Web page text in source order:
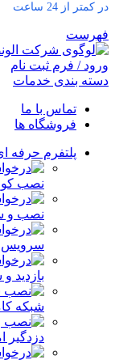
در کمتر از 24 ساعت
فهرست
ورود / فرم ثبت نام
دسته بندی خدمات
تماس با ما
فروشگاه ها
پلتفرم حرفه
نصب
نصب و
سرویس
بازدید
شبکه
دزدگیر